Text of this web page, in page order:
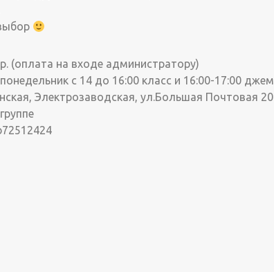
(оплата на входе администратору)
с 14 до 16:00 класс и 16:00-17:00 джем
Электрозаводская, ул.Большая Почтовая 20